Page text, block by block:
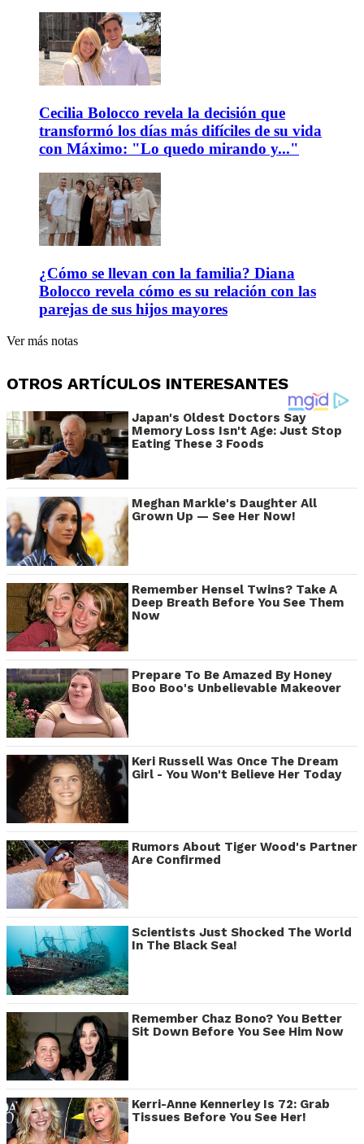
Cecilia Bolocco revela la decisión que
transformó los días más difíciles de su vida
con Máximo: "Lo quedo mirando y..."
¿Cómo se llevan con la familia? Diana
Bolocco revela cómo es su relación con las
parejas de sus hijos mayores
Ver más notas
OTROS ARTÍCULOS INTERESANTES
Japan's Oldest Doctors Say
Memory Loss Isn't Age: Just Stop
Eating These 3 Foods
Meghan Markle's Daughter All
Grown Up — See Her Now!
Remember Hensel Twins? Take A
Deep Breath Before You See Them
Now
Prepare To Be Amazed By Honey
Boo Boo's Unbelievable Makeover
Keri Russell Was Once The Dream
Girl - You Won't Believe Her Today
Rumors About Tiger Wood's Partner
Are Confirmed
Scientists Just Shocked The World
In The Black Sea!
Remember Chaz Bono? You Better
Sit Down Before You See Him Now
Kerri-Anne Kennerley Is 72: Grab
Tissues Before You See Her!